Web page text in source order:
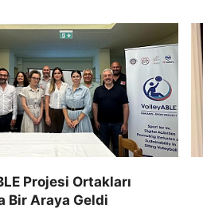
Projesi Ortakları
Bir Araya Geldi